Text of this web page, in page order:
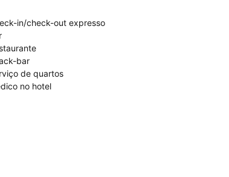
in/check-out expresso
bar
de quartos
no hotel